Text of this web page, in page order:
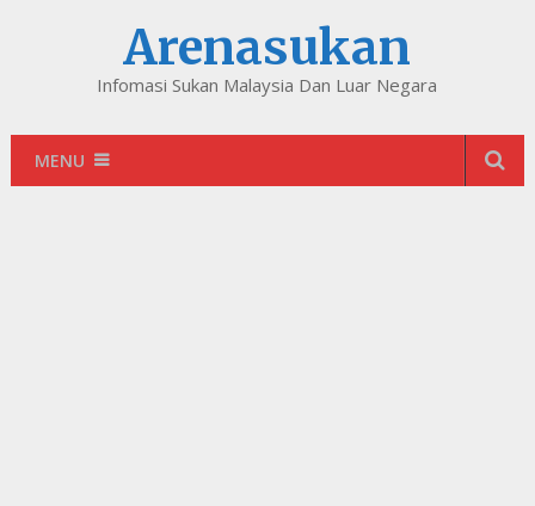
Arenasukan
Infomasi Sukan Malaysia Dan Luar Negara
MENU